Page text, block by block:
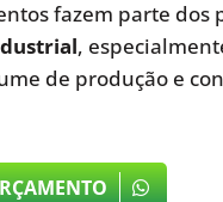
fazem parte
,
de produção e